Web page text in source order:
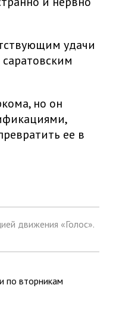
удачи
но он
ее в
движения «Голос».
по вторникам